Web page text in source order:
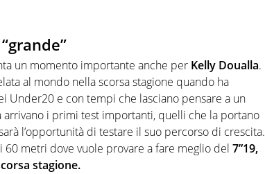
un momento importante anche per Kelly Doualla.
al mondo nella scorsa stagione quando ha
Under20 e con tempi che lasciano pensare a un
i primi test importanti, quelli che la portano
l’opportunità di testare il suo percorso di crescita.
60 metri dove vuole provare a fare meglio del 7”19,
stagione.